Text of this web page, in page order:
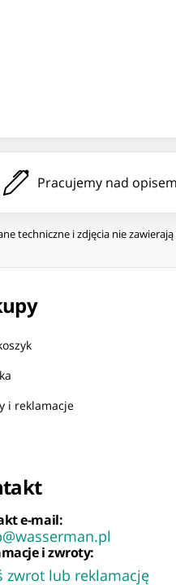
Pracujemy nad
techniczne i zdjęcia nie
i reklamacje
e-mail:
i zwroty:
zwrot lub reklamację